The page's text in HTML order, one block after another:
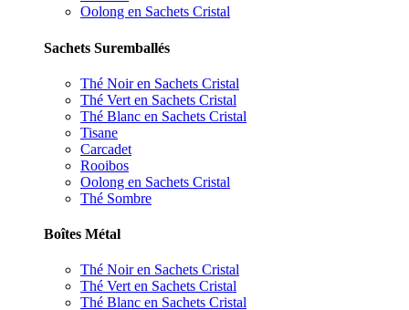
Oolong en Sachets Cristal
Sachets Suremballés
Thé Noir en Sachets Cristal
Thé Vert en Sachets Cristal
Thé Blanc en Sachets Cristal
Tisane
Carcadet
Rooibos
Oolong en Sachets Cristal
Thé Sombre
Boîtes Métal
Thé Noir en Sachets Cristal
Thé Vert en Sachets Cristal
Thé Blanc en Sachets Cristal